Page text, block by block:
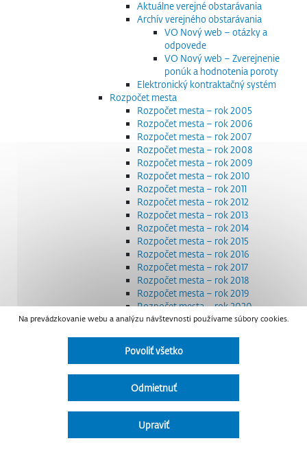
Aktuálne verejné obstarávania
Archív verejného obstarávania
VO Nový web – otázky a
odpovede
VO Nový web – Zverejnenie
ponúk a hodnotenia poroty
Elektronický kontraktačný systém
Rozpočet mesta
Rozpočet mesta – rok 2005
Rozpočet mesta – rok 2006
Rozpočet mesta – rok 2007
Rozpočet mesta – rok 2008
Rozpočet mesta – rok 2009
Rozpočet mesta – rok 2010
Rozpočet mesta – rok 2011
Rozpočet mesta – rok 2012
Rozpočet mesta – rok 2013
Rozpočet mesta – rok 2014
Rozpočet mesta – rok 2015
Rozpočet mesta – rok 2016
Rozpočet mesta – rok 2017
Rozpočet mesta – rok 2018
Rozpočet mesta – rok 2019
Rozpočet mesta – rok 2020
Rozpočet mesta – rok 2021
Rozpočet mesta – rok 2023
Rozpočet mesta – rok 2024
Rozpočet mesta – rok 2026
Strategické dokumenty
Transparentnosť a výdavky na štátnu reklamu
Úradná tabuľa
Na prevádzkovanie webu a analýzu návštevnosti používame súbory cookies.
Povoliť všetko
Odmietnuť
Upraviť